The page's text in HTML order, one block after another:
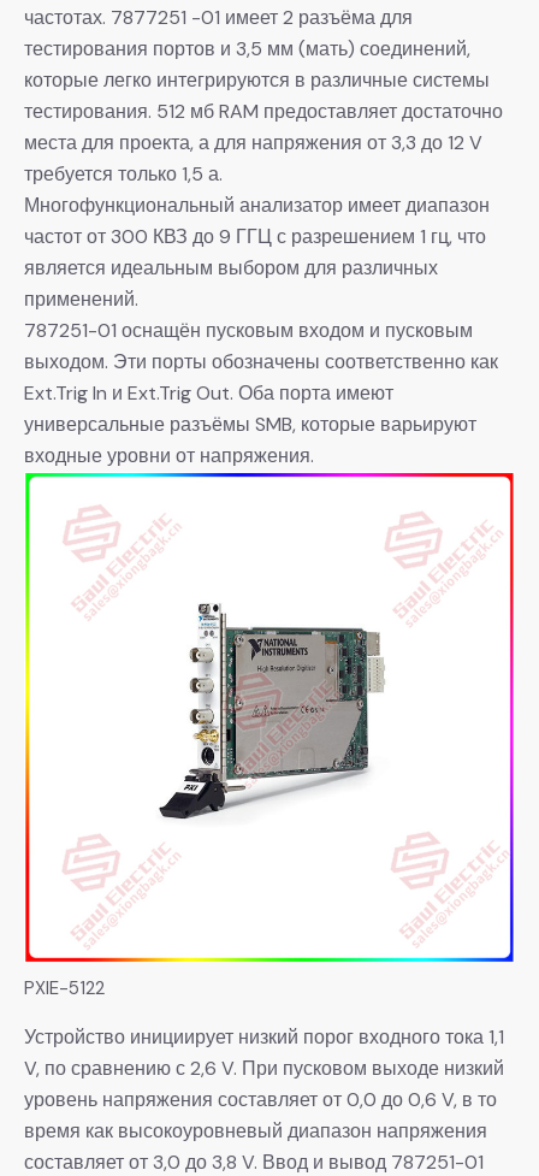
частотах. 7877251 -01 имеет 2 разъёма для
тестирования портов и 3,5 мм (мать) соединений,
которые легко интегрируются в различные системы
тестирования. 512 мб RAM предоставляет достаточно
места для проекта, а для напряжения от 3,3 до 12 V
требуется только 1,5 а.
Многофункциональный анализатор имеет диапазон
частот от 300 КВЗ до 9 ГГЦ с разрешением 1 гц, что
является идеальным выбором для различных
применений.
787251-01 оснащён пусковым входом и пусковым
выходом. Эти порты обозначены соответственно как
Ext.Trig In и Ext.Trig Out. Оба порта имеют
универсальные разъёмы SMB, которые варьируют
входные уровни от напряжения.
PXIE-5122
Устройство инициирует низкий порог входного тока 1,1
V, по сравнению с 2,6 V. При пусковом выходе низкий
уровень напряжения составляет от 0,0 до 0,6 V, в то
время как высокоуровневый диапазон напряжения
составляет от 3,0 до 3,8 V. Ввод и вывод 787251-01